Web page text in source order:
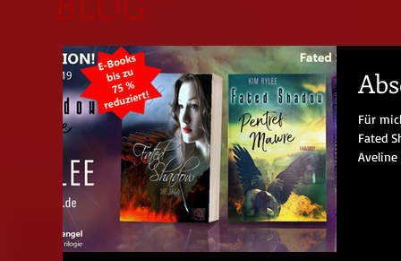
Für
Fated
Aveline